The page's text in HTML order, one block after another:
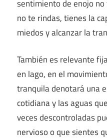
sentimiento de enojo
no te rindas, tienes la
miedos y alcanzar la
También es relevante
en lago, en el
tranquila denotará una
cotidiana y las aguas
veces descontroladas
nervioso o que sientes